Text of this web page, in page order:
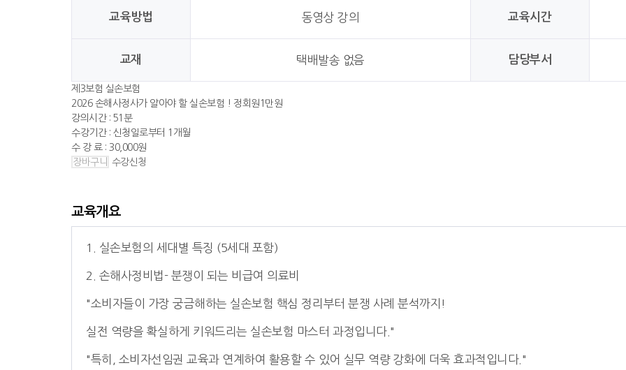
교육방법 동영상 강의 교육시간
교재 택배발송 없음 담당부서
제3보험 실손보험
2026 손해사정사가 알아야 할 실손보험 ! 정회원1만원
강의시간 : 51분
수강기간 : 신청일로부터 1개월
수 강 료 : 30,000원
장바구니 수강신청
교육개요
1. 실손보험의 세대별 특징 (5세대 포함)
2. 손해사정비법- 분쟁이 되는 비급여 의료비
"소비자들이 가장 궁금해하는 실손보험 핵심 정리부터 분쟁 사례 분석까지!
실전 역량을 확실하게 키워드리는 실손보험 마스터 과정입니다."
"특히, 소비자선임권 교육과 연계하여 활용할 수 있어 실무 역량 강화에 더욱 효과적입니다."